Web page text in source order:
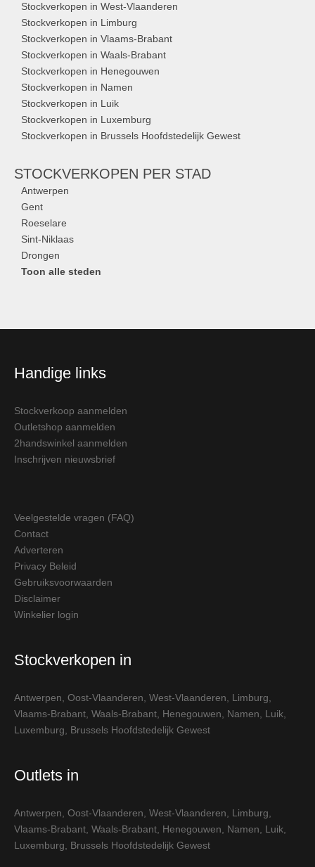
Stockverkopen in West-Vlaanderen
Stockverkopen in Limburg
Stockverkopen in Vlaams-Brabant
Stockverkopen in Waals-Brabant
Stockverkopen in Henegouwen
Stockverkopen in Namen
Stockverkopen in Luik
Stockverkopen in Luxemburg
Stockverkopen in Brussels Hoofdstedelijk Gewest
STOCKVERKOPEN PER STAD
Antwerpen
Gent
Roeselare
Sint-Niklaas
Drongen
Toon alle steden
Handige links
Stockverkoop aanmelden
Outletshop aanmelden
2handswinkel aanmelden
Inschrijven nieuwsbrief
Veelgestelde vragen (FAQ)
Contact
Adverteren
Privacy Beleid
Gebruiksvoorwaarden
Disclaimer
Winkelier login
Stockverkopen in
Antwerpen Oost-Vlaanderen West-Vlaanderen Limburg
Vlaams-Brabant Waals-Brabant Henegouwen Namen Luik
Luxemburg
Brussels Hoofdstedelijk Gewest
Outlets in
Antwerpen Oost-Vlaanderen West-Vlaanderen Limburg
Vlaams-Brabant Waals-Brabant Henegouwen Namen Luik
Luxemburg
Brussels Hoofdstedelijk Gewest